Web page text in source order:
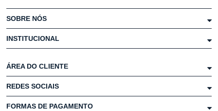
SOBRE NÓS
INSTITUCIONAL
ÁREA DO CLIENTE
REDES SOCIAIS
FORMAS DE PAGAMENTO